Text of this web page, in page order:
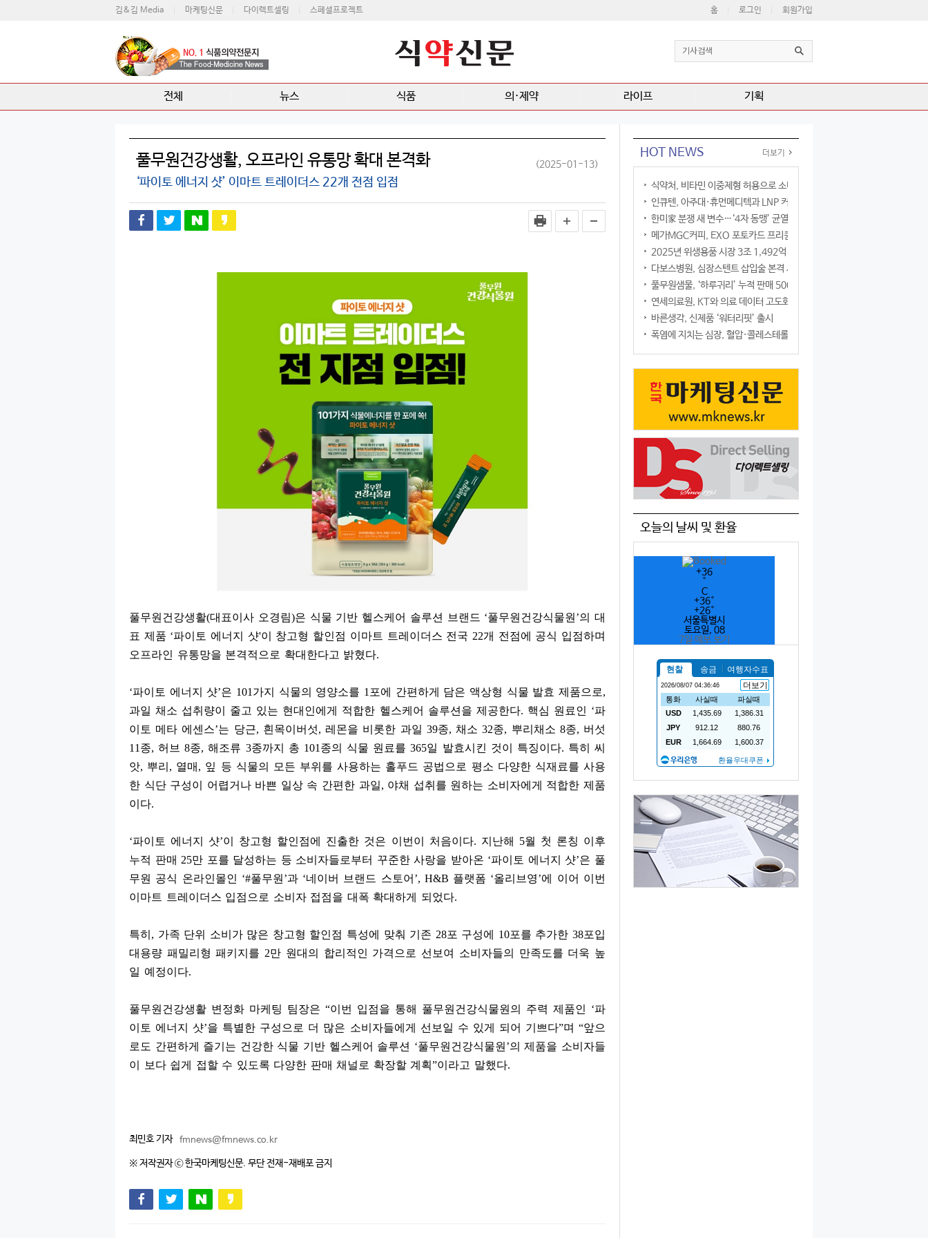
김&김 Media 마케팅신문 다이렉트셀링 스페셜프로젝트 홈 로그인 회원가입
전체 뉴스 식품 의·제약 라이프 기획
풀무원건강생활, 오프라인 유통망 확대 본격화 (2025-01-13)
‘파이토 에너지 샷’ 이마트 트레이더스 22개 전점 입점
풀무원건강생활(대표이사 오경림)은 식물 기반 헬스케어 솔루션 브랜드 ‘풀무원건강식물원 ’의 대
표 제품 ‘파이토 에너지 샷'이 창고형 할인점 이마트 트레이더스 전국 22개 전점에 공식 입점하며
오프라인 유통망을 본격적으로 확대한다고 밝혔다.
‘파이토 에너지 샷’은 101 가지 식물의 영양소를 1 포에 간편하게 담은 액상형 식물 발효 제품으로,
과일 채소 섭취량이 줄고 있는 현대인에게 적합한 헬스케어 솔루션을 제공한다. 핵심 원료인 ‘파
이토 메타 에센스’는 당근, 흰목이버섯, 레몬을 비롯한 과일 39종, 채소32종, 뿌리채소 8종, 버섯
11 종,허브8종,해조류 3종까지 총 101 종의 식물 원료를365일 발효시킨 것이 특징이다. 특히 씨
앗, 뿌리 , 열매 , 잎 등 식물의 모든 부위를 사용하는 홀푸드 공법으로 평소 다양한 식재료를 사용
한 식단 구성이 어렵거나 바쁜 일상 속 간편한 과일, 야채 섭취를 원하는 소비자에게 적합한 제품
이다.
‘파이토 에너지 샷’이 창고형 할인점에 진출한 것은 이번이 처음이다. 지난해 5월 첫 론칭 이후
누적 판매 25만 포를 달성하는 등 소비자들로부터 꾸준한 사랑을 받아온 ‘파이토 에너지 샷’은 풀
무원 공식 온라인몰인 ‘#풀무원 ’과 ‘네이버 브랜드 스토어 ’, H&B 플랫폼 ‘올리브영’에 이어 이번
이마트 트레이더스 입점으로 소비자 접점을 대폭 확대하게 되었다.
특히 , 가족 단위 소비가 많은 창고형 할인점 특성에 맞춰 기존 28포 구성에 10포를 추가한38포입
대용량 패밀리형 패키지를 2만 원대의 합리적인 가격으로 선보여 소비자들의 만족도를 더욱 높
일 예정이다.
풀무원건강생활 변정화 마케팅 팀장은 “이번 입점을 통해 풀무원건강식물원의 주력 제품인 ‘파
이토 에너지 샷’을 특별한 구성으로 더 많은 소비자들에게 선보일 수 있게 되어 기쁘다”며“앞으
로도 간편하게 즐기는 건강한 식물 기반 헬스케어 솔루션 ‘풀무원건강식물원 ’의 제품을 소비자들
이 보다 쉽게 접할 수 있도록 다양한 판매 채널로 확장할 계획”이라고 말했다.
최민호 기자 fmnews@fmnews.co.kr
※ 저작권자 ⓒ 한국마케팅신문. 무단 전재-재배포 금지
HOT NEWS 더보기
식약처, 비타민 이중제형 허용으로 소비자 선택권 확대
인큐텐, 아주대·휴먼메디텍과 LNP 커큐민 공동연구
한미家 분쟁 새 변수…‘4자 동맹’ 균열 현실화
메가MGC커피, EXO 포토카드 프리퀀시 이벤트
2025년 위생용품 시장 3조 1,492억 원
다보스병원, 심장스텐트 삽입술 본격 시행
풀무원샘물, ‘하루귀리’ 누적 판매 500만 병 돌파
연세의료원, KT와 의료 데이터 고도화 협력
바른생각, 신제품 ‘워터리핏’ 출시
폭염에 지치는 심장, 혈압·콜레스테롤만 챙기면 될까?
오늘의 날씨 및 환율
+36
°
C
+36°
+26°
서울특별시
토요일, 08
7일 예보 보기